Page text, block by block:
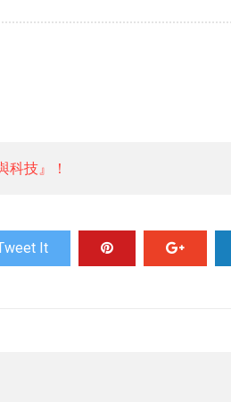
技』！
It